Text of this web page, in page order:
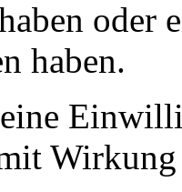
oder
haben.